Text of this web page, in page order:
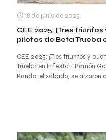
18 de junio de 2025
CEE 2025: ¡Tres
pilotos de Beta Trueba
CEE 2025: ¡Tres triunfos y
Trueba en Infiesto! Ramón
Pando, el sábado, se alzaron